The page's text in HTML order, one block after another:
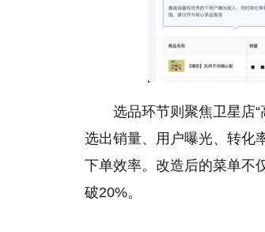
选品环节则聚焦卫星店
选出销量、用户曝光、转化
下单效率。改造后的菜单不
破20%。